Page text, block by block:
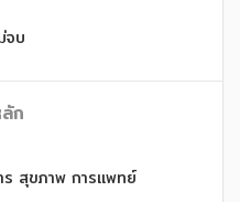
จบ
ก
ร สุขภาพ การแพทย์